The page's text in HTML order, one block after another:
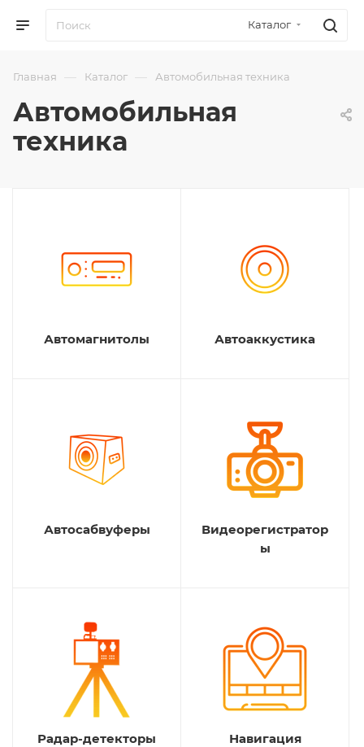
Каталог
Главная — Каталог — Автомобильная техника
Автомобильная
техника
Автомагнитолы Автоаккустика
Автосабвуферы
Видеорегистратор
ы
Радар-детекторы Навигация